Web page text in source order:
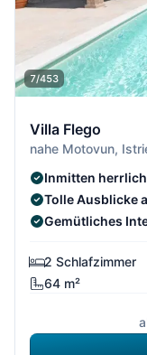
7/453
Villa Flego
nahe Motovun,
Inmitten
Tolle Ausblicke
Gemütliches
2 Schlafzimmer
64 m²